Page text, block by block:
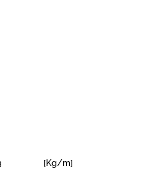
[Kg/m]